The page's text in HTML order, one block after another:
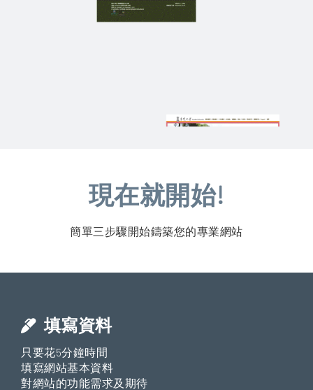
現在就開始!
簡單三步驟開始鑄築您的專業網站
填寫資料
只要花5分鐘時間
填寫網站基本資料
對網站的功能需求及期待